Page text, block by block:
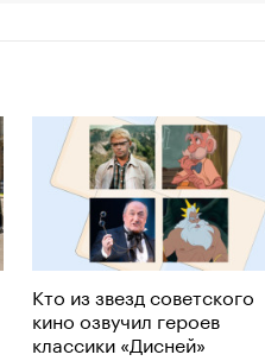
Кто из звезд советского
кино озвучил героев
классики «Дисней»